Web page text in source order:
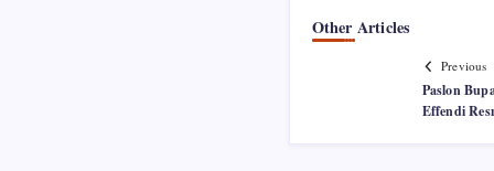
Other Articles
Previous
Paslon
Effendi